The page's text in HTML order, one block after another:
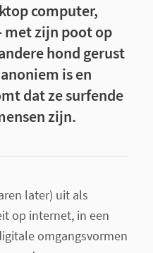
computer,
met zijn poot op
hond gerust
is en
dat ze surfende
zijn.
later) uit als
op internet, in een
omgangsvormen